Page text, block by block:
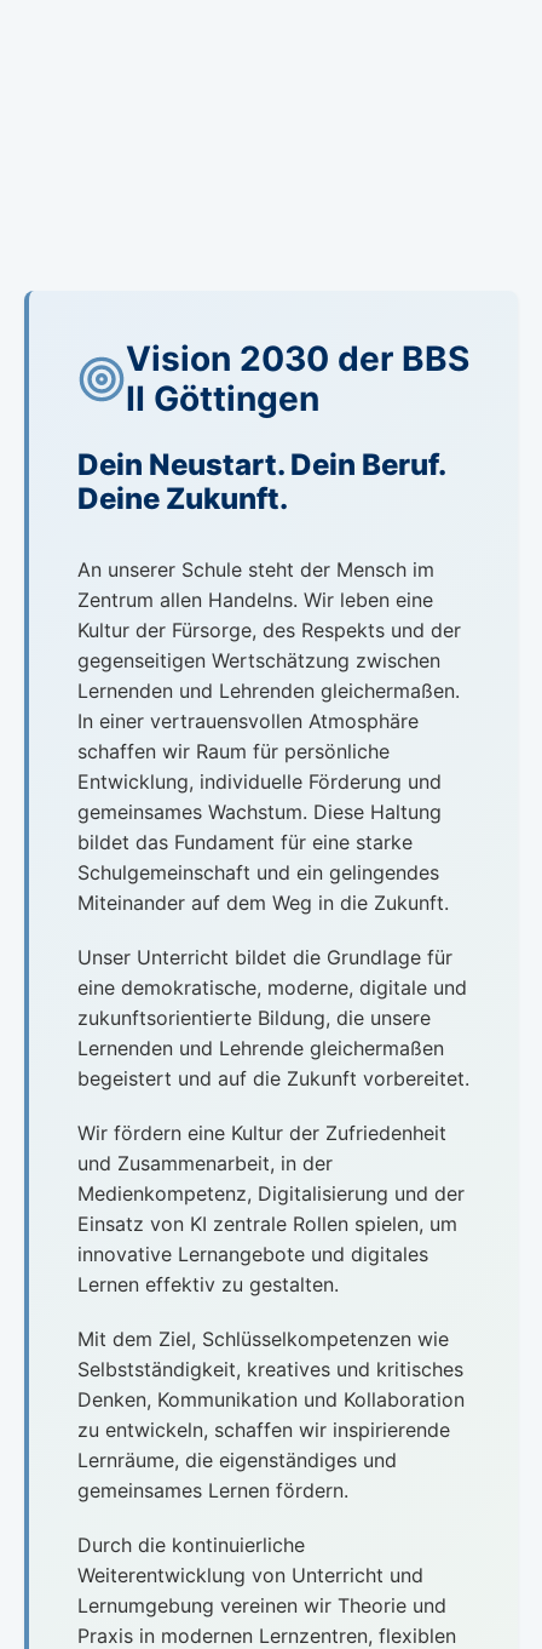
Vision 2030 der BBS
II Göttingen
Dein Neustart. Dein Beruf.
Deine Zukunft.
An unserer Schule steht der Mensch im
Zentrum allen Handelns. Wir leben eine
Kultur der Fürsorge, des Respekts und der
gegenseitigen Wertschätzung zwischen
Lernenden und Lehrenden gleichermaßen.
In einer vertrauensvollen Atmosphäre
schaffen wir Raum für persönliche
Entwicklung, individuelle Förderung und
gemeinsames Wachstum. Diese Haltung
bildet das Fundament für eine starke
Schulgemeinschaft und ein gelingendes
Miteinander auf dem Weg in die Zukunft.
Unser Unterricht bildet die Grundlage für
eine demokratische, moderne, digitale und
zukunftsorientierte Bildung, die unsere
Lernenden und Lehrende gleichermaßen
begeistert und auf die Zukunft vorbereitet.
Wir fördern eine Kultur der Zufriedenheit
und Zusammenarbeit, in der
Medienkompetenz, Digitalisierung und der
Einsatz von KI zentrale Rollen spielen, um
innovative Lernangebote und digitales
Lernen effektiv zu gestalten.
Mit dem Ziel, Schlüsselkompetenzen wie
Selbstständigkeit, kreatives und kritisches
Denken, Kommunikation und Kollaboration
zu entwickeln, schaffen wir inspirierende
Lernräume, die eigenständiges und
gemeinsames Lernen fördern.
Durch die kontinuierliche
Weiterentwicklung von Unterricht und
Lernumgebung vereinen wir Theorie und
Praxis in modernen Lernzentren, flexiblen